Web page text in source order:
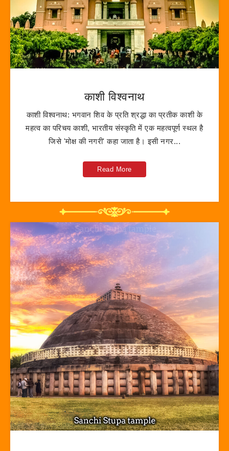
काशी विश्वनाथ
काशी विश्वनाथ: भगवान शिव के प्रति श्रद्धा का प्रतीक काशी के
महत्व का परिचय काशी, भारतीय संस्कृति में एक महत्वपूर्ण स्थल है
जिसे 'मोक्ष की नगरी' कहा जाता है। इसी नगर...
Read More